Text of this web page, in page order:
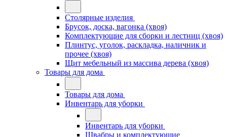
Столярные изделия
Брусок, доска, вагонка (хвоя)
Комплектующие для сборки и лестниц (хвоя)
Плинтус, уголок, раскладка, наличник и
прочее (хвоя)
Щит мебельный из массива дерева (хвоя)
Товары для дома
Товары для дома
Инвентарь для уборки
Инвентарь для уборки
Швабры и комплектующие